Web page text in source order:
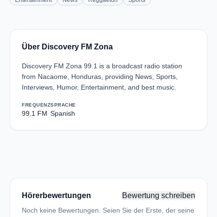
Über Discovery FM Zona
Discovery FM Zona 99.1 is a broadcast radio station
from Nacaome, Honduras, providing News, Sports,
Interviews, Humor, Entertainment, and best music.
FREQUENZ
99.1 FM
SPRACHE
Spanish
Hörerbewertungen Bewertung schreiben
Noch keine Bewertungen. Seien Sie der Erste, der seine